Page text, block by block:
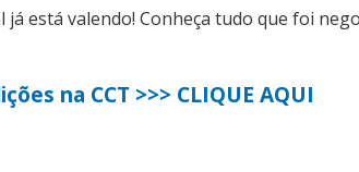
já está valendo! Conheça tudo que foi
na CCT >>> CLIQUE AQUI